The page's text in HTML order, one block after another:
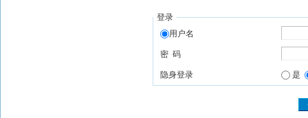
登录
用户名
密 码
隐身登录 是